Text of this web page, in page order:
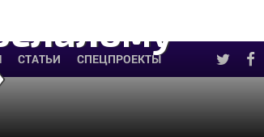
СТАТЬИ СПЕЦПРОЕКТЫ